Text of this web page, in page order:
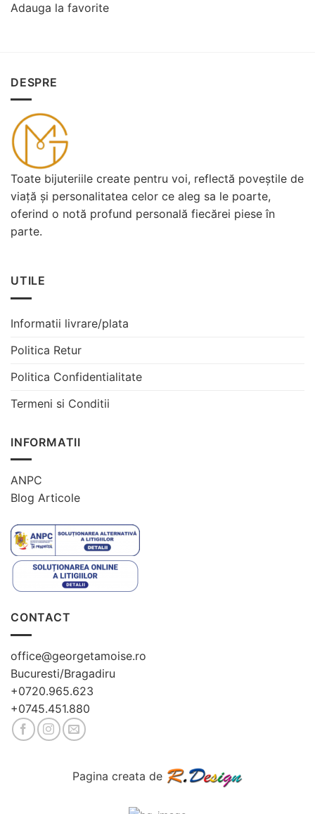
Adauga la favorite
DESPRE
Toate bijuteriile create pentru voi, reflectă poveștile de
viață și personalitatea celor ce aleg sa le poarte,
oferind o notă profund personală fiecărei piese în
parte.
UTILE
Informatii livrare/plata
Politica Retur
Politica Confidentialitate
Termeni si Conditii
INFORMATII
ANPC
Blog Articole
CONTACT
office@georgetamoise.ro
Bucuresti/Bragadiru
+0720.965.623
+0745.451.880
Pagina creata de